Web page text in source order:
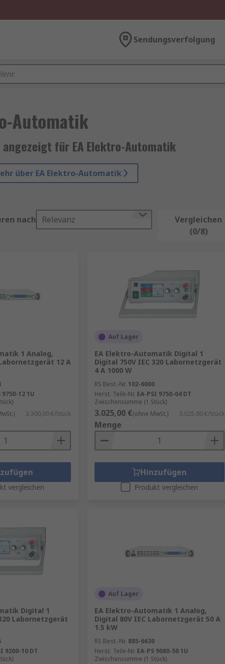
Sendungsverfolgung
Automatik
für EA Elektro-Automatik
über EA Elektro-Automatik
nach Relevanz
Vergleichen
(0/8)
1 Analog,
12 A
9750-12 1U
3.300,00 €/Stück
vergleichen
Auf Lager
EA Elektro-Automatik Digital 1
Digital 750V IEC 320 Labornetzgerät
4 A 1000 W
RS Best.-Nr. 102-6000
Herst. Teile-Nr. EA-PSI 9750-04 DT
Zwischensumme (1 Stück)
3.025,00 €(ohne MwSt.) 3.025,00 €/Stück
Menge
Hinzufügen
Produkt vergleichen
Digital 1
Labornetzgerät
9200-10 DT
Auf Lager
EA Elektro-Automatik 1 Analog,
Digital 80V IEC Labornetzgerät 50 A
1.5 kW
RS Best.-Nr. 885-6630
Herst. Teile-Nr. EA-PS 9080-50 1U
Zwischensumme (1 Stück)